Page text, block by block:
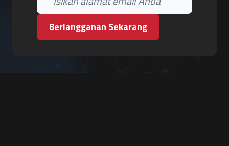
Berlangganan Sekarang